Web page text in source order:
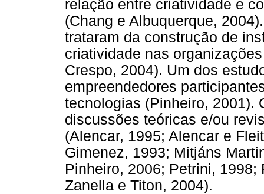
relação entre criatividade e
(Chang e Albuquerque,
trataram da construção de
criatividade nas
Crespo, 2004). Um dos
empreendedores
tecnologias (Pinheiro, 2001).
discussões teóricas e/ou
(Alencar, 1995; Alencar e
Gimenez, 1993; Mitjáns
Pinheiro, 2006; Petrini, 1998;
Zanella e Titon, 2004).